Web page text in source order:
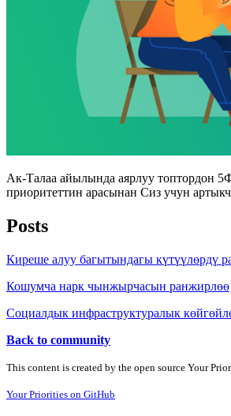
Ак-Талаа айылында аярлуу топтордон
приоритеттин арасынан Сиз учун
Posts
Киреше алуу багытындагы күтүүлөрдү
Кошумча нарк чынжырчасын ранжирлөө
Социалдык инфраструктуралык
Back to community
This content is created by the open source Your
Your Priorities on GitHub